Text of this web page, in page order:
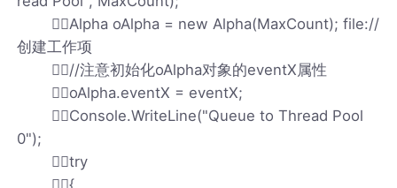
Alpha oAlpha = new Alpha(MaxCount); file://
创建工作项
//注意初始化oAlpha对象的eventX属性
oAlpha.eventX = eventX;
Console.WriteLine("Queue to Thread Pool
0");
try
{